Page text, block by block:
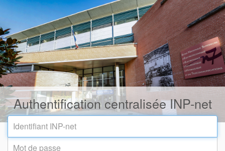
Authentification centralisée INP-net
Identifiant
INP-
net
Mot